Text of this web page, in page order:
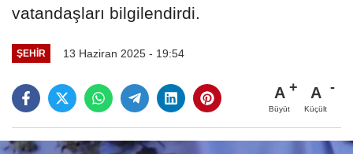
vatandaşları bilgilendirdi.
ŞEHIR 13 Haziran 2025 - 19:54
A
Büyüt
A
Küçült